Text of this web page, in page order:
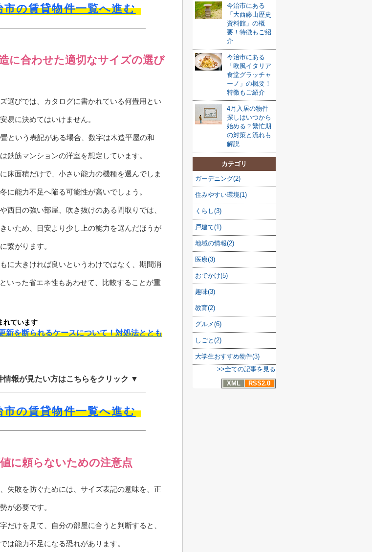
市の賃貸物件一覧へ進む
に合わせた適切なサイズの選び
選びでは、カタログに書かれている何畳用とい
易に決めてはいけません。
という表記がある場合、数字は木造平屋の和
鉄筋マンションの洋室を想定しています。
床面積だけで、小さい能力の機種を選んでしま
に能力不足へ陥る可能性が高いでしょう。
西日の強い部屋、吹き抜けのある間取りでは、
いため、目安より少し上の能力を選んだほうが
繋がります。
に大きければ良いというわけではなく、期間消
いった省エネ性もあわせて、比較することが重
れています
新を断られるケースについて！対処法ととも
情報が見たい方はこちらをクリック ▼
市の賃貸物件一覧へ進む
に頼らないための注意点
失敗を防ぐためには、サイズ表記の意味を、正
が必要です。
だけを見て、自分の部屋に合うと判断すると、
は能力不足になる恐れがあります。
今治市にある
「大西藤山歴史
資料館」の概
要！特徴もご紹
介
今治市にある
「欧風イタリア
食堂グラッチャ
ーノ」の概要！
特徴もご紹介
4月入居の物件
探しはいつから
始める？繁忙期
の対策と流れも
解説
カテゴリ
ガーデニング(2)
住みやすい環境(1)
くらし(3)
戸建て(1)
地域の情報(2)
医療(3)
おでかけ(5)
趣味(3)
教育(2)
グルメ(6)
しごと(2)
大学生おすすめ物件(3)
>>全ての記事を見る
XML
RSS2.0